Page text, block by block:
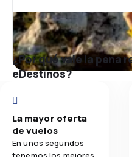
¿Por qué vale la pena
eDestinos?
La mayor oferta
de vuelos
En unos segundos